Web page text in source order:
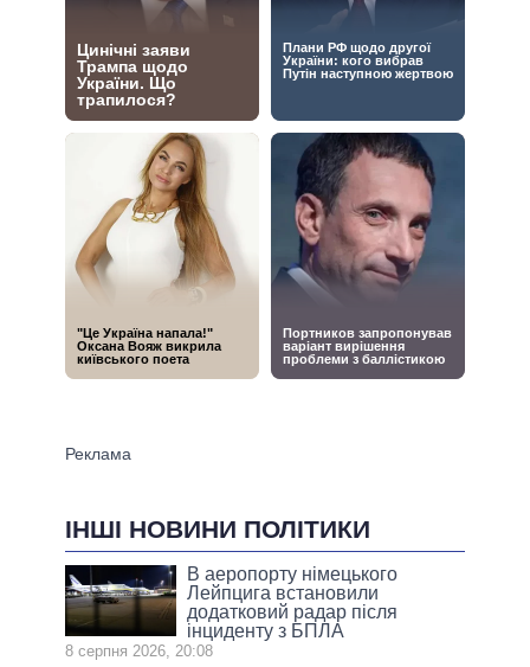
ІНШІ НОВИНИ ПОЛІТИКИ
В аеропорту німецького
Лейпцига встановили
додатковий радар після
інциденту з БПЛА
8 серпня 2026, 20:08